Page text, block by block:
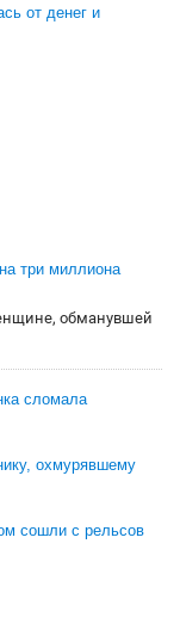
от денег и
три миллиона
обманувшей
сломала
охмурявшему
сошли с рельсов